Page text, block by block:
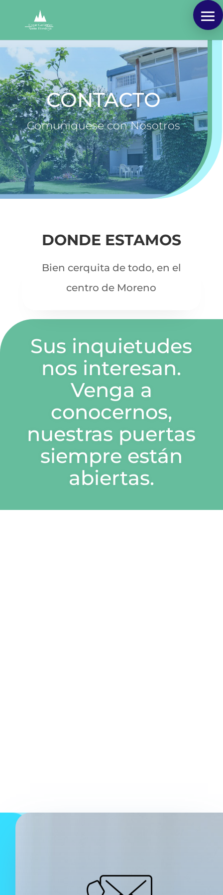
CONTACTO
Comuniquese con Nosotros
DONDE ESTAMOS
Bien cerquita de todo, en el
centro de Moreno
Sus inquietudes
nos interesan.
Venga a
conocernos,
nuestras puertas
siempre están
abiertas.